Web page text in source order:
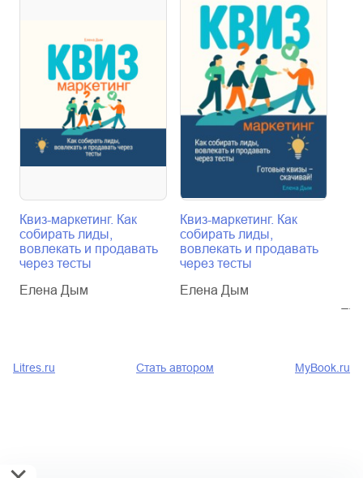
Квиз-маркетинг. Как
собирать лиды,
вовлекать и продавать
через тесты
Елена Дым
Квиз-маркетинг. Как
собирать лиды,
вовлекать и продавать
через тесты
Елена Дым
Litres.ru Стать автором MyBook.ru